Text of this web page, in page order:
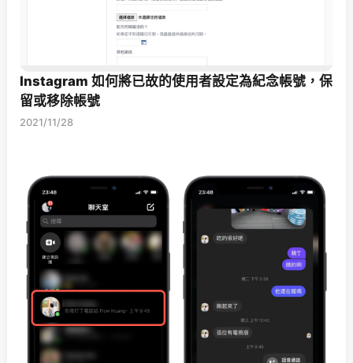
Instagram 如何將已故的使用者設定為紀念帳號，保
留或移除帳號
2021/11/28